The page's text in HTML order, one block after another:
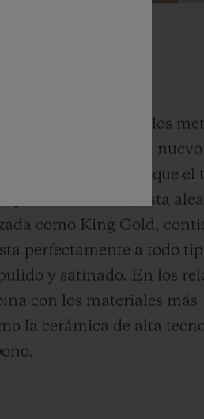
y alquimista de los
ha desarrollado un
un tono más cálido que el
5N. En concreto, esta
como King Gold,
perfectamente a todo
y satinado. En los
con los materiales más
la cerámica de alta